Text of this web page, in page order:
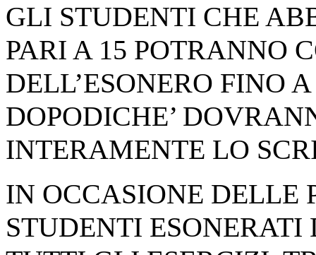
GLI STUDENTI CHE
PARI A 15 POTRANNO
DELL’ESONERO FINO
DOPODICHE’
INTERAMENTE LO
IN OCCASIONE DELLE
STUDENTI